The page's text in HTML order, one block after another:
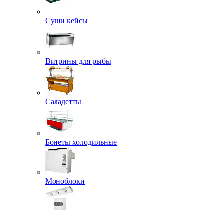
Суши кейсы
Витрины для рыбы
Саладетты
Бонеты холодильные
Моноблоки